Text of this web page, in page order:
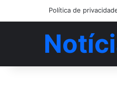
Política de